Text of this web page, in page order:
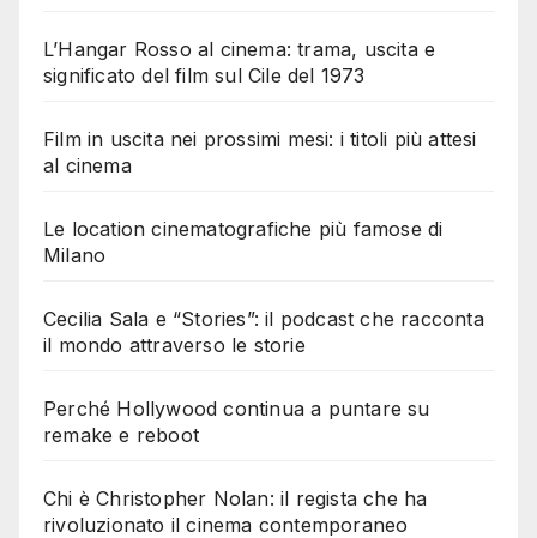
L’Hangar Rosso al cinema: trama, uscita e
significato del film sul Cile del 1973
Film in uscita nei prossimi mesi: i titoli più attesi
al cinema
Le location cinematografiche più famose di
Milano
Cecilia Sala e “Stories”: il podcast che racconta
il mondo attraverso le storie
Perché Hollywood continua a puntare su
remake e reboot
Chi è Christopher Nolan: il regista che ha
rivoluzionato il cinema contemporaneo